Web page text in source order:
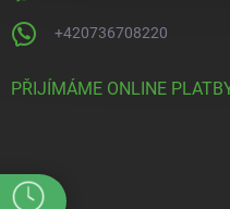
+420736708220
PŘIJÍMÁME ONLINE